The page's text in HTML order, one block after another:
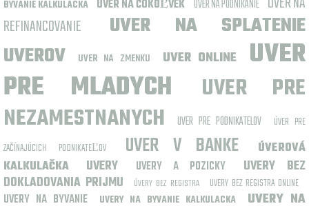
BYVANIE KALKULACKA
ÚVER NA ČOKOĽVEK UVER NA PODNIKANIE
REFINANCOVANIE
UVER NA SPLATENIE
UVEROV
UVER NA ZMENKU UVER ONLINE
UVER
PRE MLADYCH
UVER PRE
NEZAMESTNANYCH
UVER PRE PODNIKATELOV
ÚVER PRE
ZAČÍNAJÚCICH PODNIKATEĽOV
UVER V BANKE
ÚVEROVÁ
KALKULAČKA
UVERY UVERY A POZICKY
UVERY BEZ
DOKLADOVANIA PRIJMU
ÚVERY BEZ REGISTRA UVERY BEZ REGISTRA ONLINE
UVERY NA BYVANIE UVERY NA BYVANIE KALKULACKA
UVERY NA